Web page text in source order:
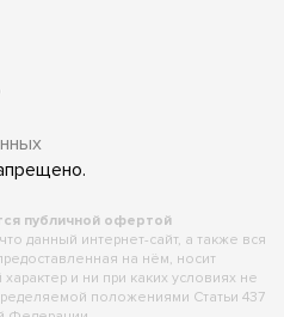
публичной офертой
данный интернет-сайт, а также вся
на нём, носит
и ни при каких условиях не
положениями Статьи 437